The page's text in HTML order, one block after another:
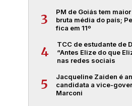
3
PM de Goiás tem
bruta média do país;
fica em 11º
4
TCC de estudante de
“Antes Elize do que
nas redes sociais
5
Jacqueline Zaiden é
candidata a vice-
Marconi